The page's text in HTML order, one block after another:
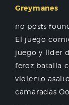
Greymanes
no posts
El juego
juego y líder
feroz batalla
violento
camaradas